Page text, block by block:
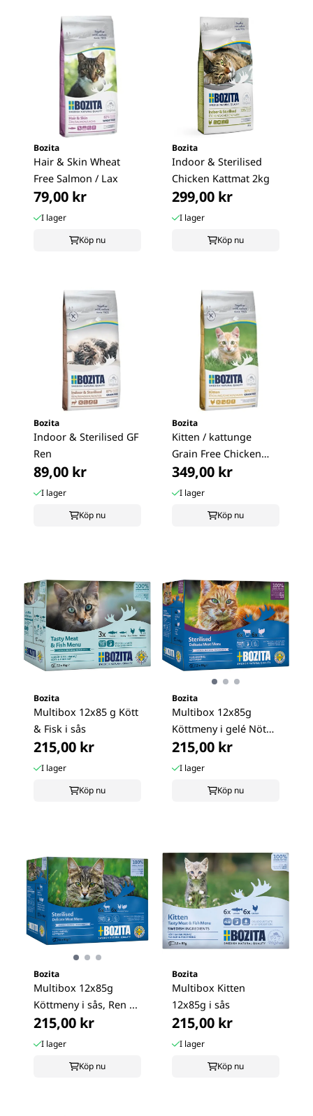
Bozita
Hair & Skin Wheat
Free Salmon / Lax
79,00 kr
I lager
Köp nu
Bozita
Indoor & Sterilised
Chicken Kattmat 2kg
299,00 kr
I lager
Köp nu
Bozita
Indoor & Sterilised GF
Ren
89,00 kr
I lager
Köp nu
Bozita
Kitten / kattunge
Grain Free Chicken
2kg
349,00 kr
I lager
Köp nu
Bozita
Multibox 12x85 g Kött
& Fisk i sås
215,00 kr
I lager
Köp nu
Bozita
Multibox 12x85g
Köttmeny i gelé Nöt
Kalkon
215,00 kr
I lager
Köp nu
Bozita
Multibox 12x85g
Köttmeny i sås, Ren ...
215,00 kr
I lager
Köp nu
Bozita
Multibox Kitten
12x85g i sås
215,00 kr
I lager
Köp nu